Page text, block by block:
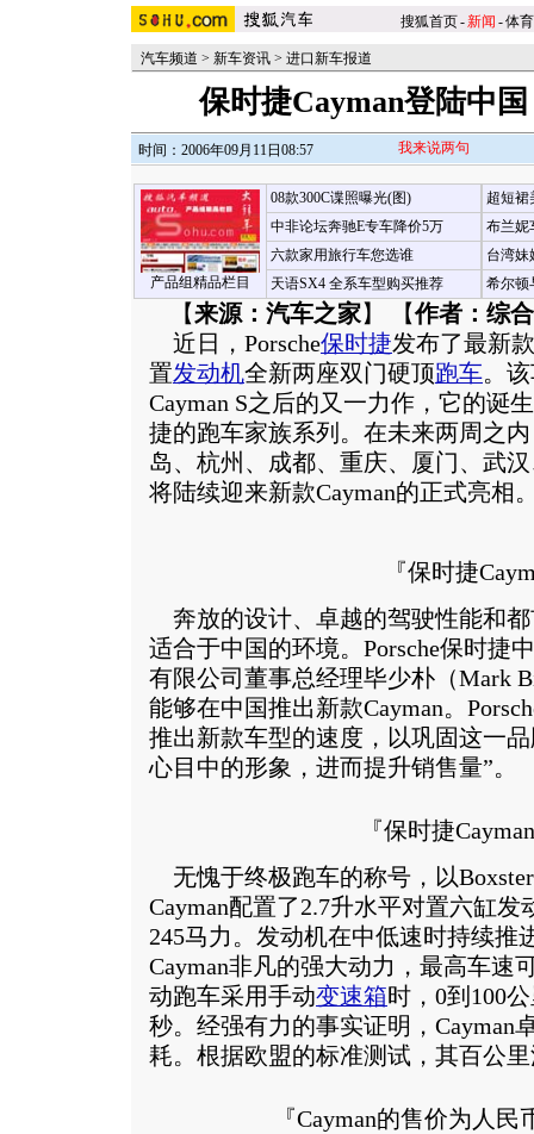
搜狐首页-新闻 -体育
汽车频道 > 新车资讯 > 进口新车报道
保时捷Cayman登陆中
时间：2006年09月11日08:57 我来说两句
产品组精品栏目
08款300C谍照曝光(图)
中非论坛奔驰E专车降价5万
六款家用旅行车您选谁
天语SX4 全系车型购买推荐
超短裙
布兰妮
台湾妹
希尔顿
【来源：汽车之家】 【作者：综
近日，Porsche保时捷发布了最新
置发动机全新两座双门硬顶跑车。
Cayman S之后的又一力作，它的诞
捷的跑车家族系列。在未来两周之
岛、杭州、成都、重庆、厦门、武
将陆续迎来新款Cayman的正式亮相
『保时捷
奔放的设计、卓越的驾驶性能和都
适合于中国的环境。Porsche保时捷
有限公司董事总经理毕少朴（Mark
能够在中国推出新款Cayman。
推出新款车型的速度，以巩固这一
心目中的形象，进而提升销售量”。
『保时捷
无愧于终极跑车的称号，以
Cayman配置了2.7升水平对置六缸
245马力。发动机在中低速时持续推
Cayman非凡的强大动力，最高车速
动跑车采用手动变速箱时，0到100
秒。经强有力的事实证明，Cayman
耗。根据欧盟的标准测试，其百公
『Cayman的售价为人民